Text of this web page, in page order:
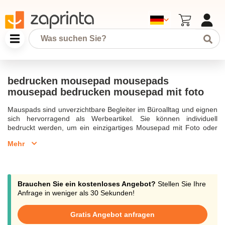
bedrucken mousepad mousepads
mousepad bedrucken mousepad mit foto
Mauspads sind unverzichtbare Begleiter im Büroalltag und eignen
sich hervorragend als Werbeartikel. Sie können individuell
bedruckt werden, um ein einzigartiges Mousepad mit Foto oder
rechteckiges Modell bevorzugen, die hochwertige Qualität und die
Werbefläche für Ihr Unternehmen. Sie können ab 1 Stück
bestellen und sich für ein Design entscheiden, das Ihren
Vorstellungen entspricht. Die bedruckten Mousepads sind nicht
der Möglichkeit, Mauspads selbst zu gestalten, können Sie Ihrer
Kreativität freien Lauf lassen. Ob als Werbegeschenk, für das
Mehr
Brauchen Sie ein kostenloses Angebot? Stellen Sie Ihre
Anfrage in weniger als 30 Sekunden!
Gratis Angebot anfragen